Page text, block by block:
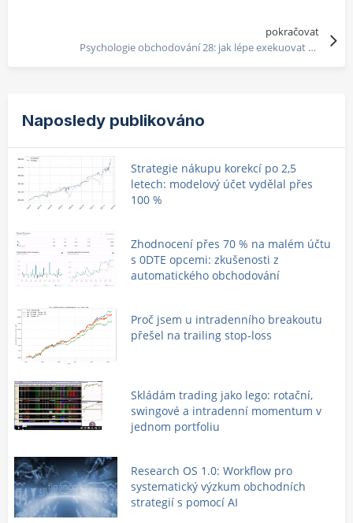
pokračovat
Psychologie obchodování 28: jak lépe exekuovat náš obchodní plán
Naposledy publikováno
Strategie nákupu korekcí po 2,5
letech: modelový účet vydělal přes
100 %
Zhodnocení přes 70 % na malém účtu
s 0DTE opcemi: zkušenosti z
automatického obchodování
Proč jsem u intradenního breakoutu
přešel na trailing stop-loss
Skládám trading jako lego: rotační,
swingové a intradenní momentum v
jednom portfoliu
Research OS 1.0: Workflow pro
systematický výzkum obchodních
strategií s pomocí AI